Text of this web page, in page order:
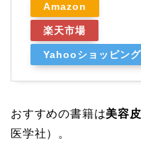
Amazon
楽天市場
Yahooショッピング
おすすめの書籍は美容
医学社）。